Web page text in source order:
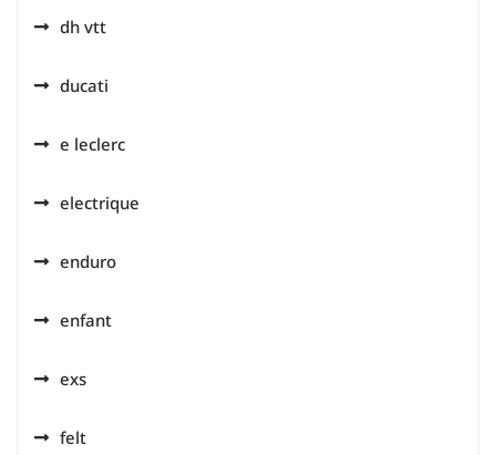
dh vtt
ducati
e leclerc
electrique
enduro
enfant
exs
felt